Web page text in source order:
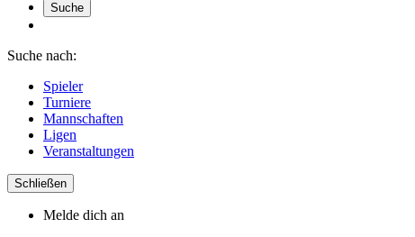
Suche
Suche nach:
Spieler
Turniere
Mannschaften
Ligen
Veranstaltungen
Schließen
Melde dich an